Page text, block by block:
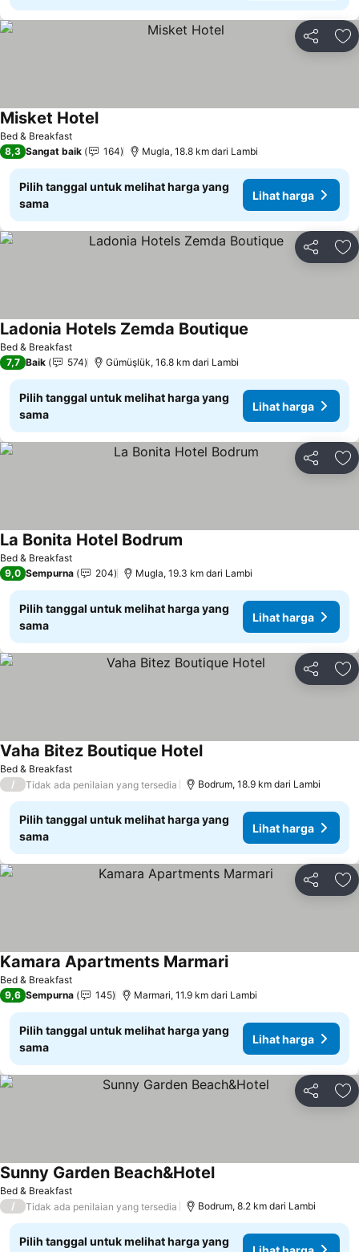
Bagikan
Bed & Breakfast
Misket Hotel
8,3 Sangat baik 164 Mugla, 18.8 km dari Lambi
Pilih tanggal untuk melihat harga yang
sama
Lihat harga
Bagikan
Bed & Breakfast
Ladonia Hotels Zemda Boutique
7,7 Baik 574 Gümüşlük, 16.8 km dari Lambi
Pilih tanggal untuk melihat harga yang
sama
Lihat harga
Bagikan
Bed & Breakfast
La Bonita Hotel Bodrum
9,0 Sempurna 204 Mugla, 19.3 km dari Lambi
Pilih tanggal untuk melihat harga yang
sama
Lihat harga
Bagikan
Bed & Breakfast
Vaha Bitez Boutique Hotel
/ Tidak ada penilaian yang tersedia Bodrum, 18.9 km dari Lambi
Pilih tanggal untuk melihat harga yang
sama
Lihat harga
Bagikan
Bed & Breakfast
Kamara Apartments Marmari
9,6 Sempurna 145 Marmari, 11.9 km dari Lambi
Pilih tanggal untuk melihat harga yang
sama
Lihat harga
Bagikan
Bed & Breakfast
Sunny Garden Beach&Hotel
/ Tidak ada penilaian yang tersedia Bodrum, 8.2 km dari Lambi
Pilih tanggal untuk melihat harga yang